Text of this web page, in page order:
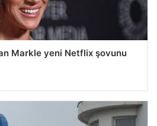
Markle yeni Netflix şovunu